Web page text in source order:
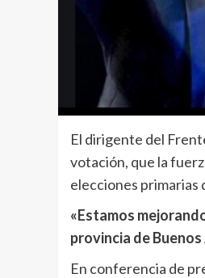
El dirigente del
votación, que la
elecciones primarias
«Estamos
provincia de Buenos
En conferencia de